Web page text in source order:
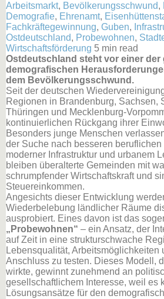
Arbeitsmarkt, Bevölkerungsschwund,
Demografie, Ehrenamt,
Fachkräftegewinnung, Guben,
Ostdeutschland, Probewohnen,
Wirtschaftsförderung 5 min read
Ostdeutschland steht vor einer der
demografischen
dem Bevölkerungsschwund.
Seit der deutschen
Regionen in Brandenburg, Sachsen,
Thüringen und Mecklenburg-
kontinuierlichen Rückgang ihrer
Besonders junge Menschen
der Suche nach besseren beruflichen
moderner Infrastruktur und urbanem
bleiben überalterte Gemeinden mit
schrumpfender Wirtschaftskraft und
Steuereinkommen.
Angesichts dieser Entwicklung
Wiederbelebung ländlicher Räume
ausprobiert. Eines davon ist das
„Probewohnen“ – ein Ansatz, der
auf Zeit in eine strukturschwache
Lebensqualität, Arbeitsmöglichkeiten
Anschluss zu testen. Dieses Modell,
wirkte, gewinnt zunehmend an
gesellschaftlichem Interesse, weil es
Lösungsansätze für den